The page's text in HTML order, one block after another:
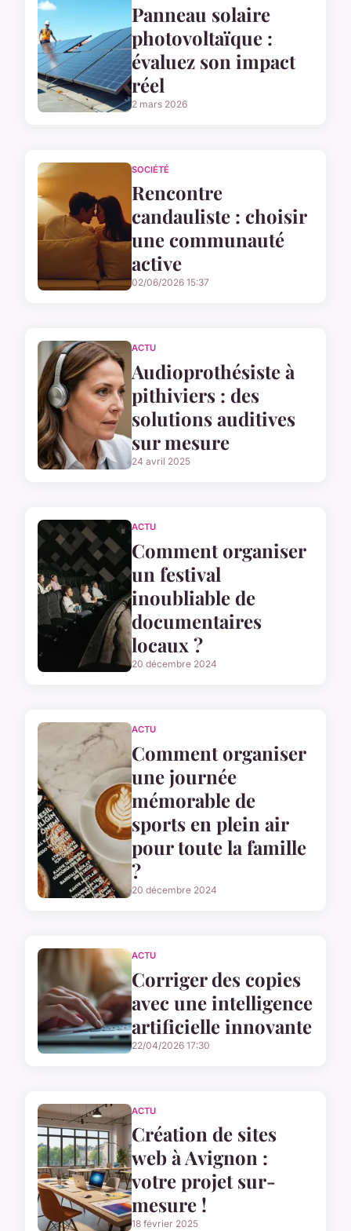
Panneau solaire
photovoltaïque :
évaluez son impact
réel
2 mars 2026
SOCIÉTÉ
Rencontre
candauliste : choisir
une communauté
active
02/06/2026 15:37
ACTU
Audioprothésiste à
pithiviers : des
solutions auditives
sur mesure
24 avril 2025
ACTU
Comment organiser
un festival
inoubliable de
documentaires
locaux ?
20 décembre 2024
ACTU
Comment organiser
une journée
mémorable de
sports en plein air
pour toute la famille
?
20 décembre 2024
ACTU
Corriger des copies
avec une intelligence
artificielle innovante
22/04/2026 17:30
ACTU
Création de sites
web à Avignon :
votre projet sur-
mesure !
18 février 2025